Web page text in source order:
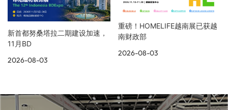
新首都努桑塔拉二期建设加速，
11月BD
2026-08-03
重磅！HOMELIFE越南展已获越
南财政部
2026-08-03